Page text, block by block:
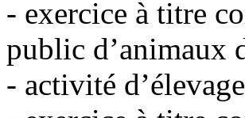
- exercice à titre
public d’animaux
- activité